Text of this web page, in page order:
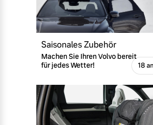
Saisonales Zubehör
Machen Sie Ihren Volvo bereit
für jedes Wetter!
18